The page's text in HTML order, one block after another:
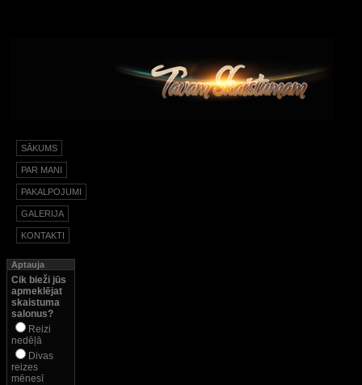
SĀKUMS
PAR MANI
PAKALPOJUMI
GALERIJA
KONTAKTI
Aptauja
Cik bieži jūs
apmeklējat
skaistuma
salonus?
Reizi
nedēļā
Divas
reizes
mēnesī